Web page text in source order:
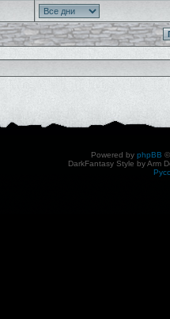
Powered by phpBB
DarkFantasy Style by Arm